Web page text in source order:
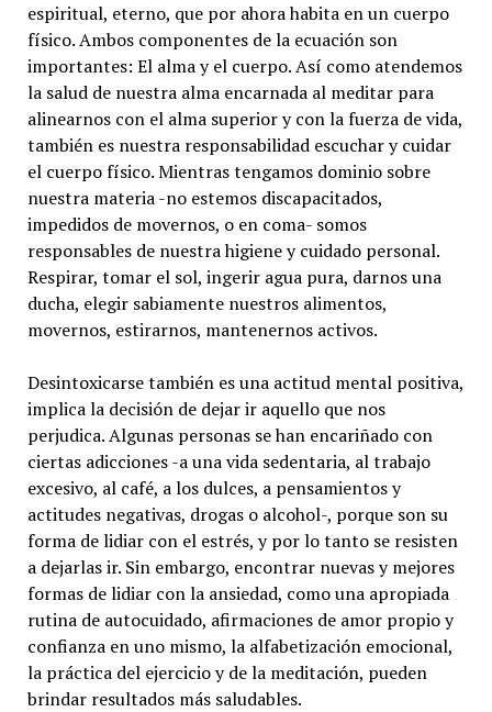
espiritual, eterno, que por ahora habita en un cuerpo
físico. Ambos componentes de la ecuación son
importantes: El alma y el cuerpo. Así como atendemos
la salud de nuestra alma encarnada al meditar para
alinearnos con el alma superior y con la fuerza de vida,
también es nuestra responsabilidad escuchar y cuidar
el cuerpo físico. Mientras tengamos dominio sobre
nuestra materia -no estemos discapacitados,
impedidos de movernos, o en coma- somos
responsables de nuestra higiene y cuidado personal.
Respirar, tomar el sol, ingerir agua pura, darnos una
ducha, elegir sabiamente nuestros alimentos,
movernos, estirarnos, mantenernos activos.
Desintoxicarse también es una actitud mental positiva,
implica la decisión de dejar ir aquello que nos
perjudica. Algunas personas se han encariñado con
ciertas adicciones -a una vida sedentaria, al trabajo
excesivo, al café, a los dulces, a pensamientos y
actitudes negativas, drogas o alcohol-, porque son su
forma de lidiar con el estrés, y por lo tanto se resisten
a dejarlas ir. Sin embargo, encontrar nuevas y mejores
formas de lidiar con la ansiedad, como una apropiada
rutina de autocuidado, afirmaciones de amor propio y
confianza en uno mismo, la alfabetización emocional,
la práctica del ejercicio y de la meditación, pueden
brindar resultados más saludables.